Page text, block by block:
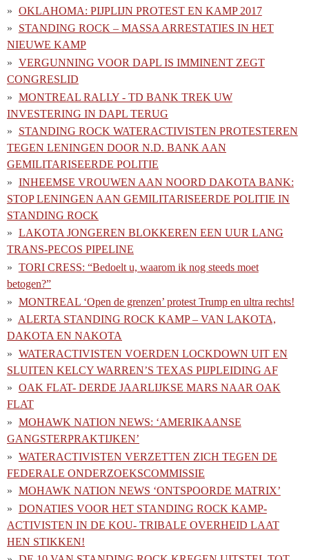
OKLAHOMA: PIJPLIJN PROTEST EN KAMP 2017
STANDING ROCK – MASSA ARRESTATIES IN HET
NIEUWE KAMP
VERGUNNING VOOR DAPL IS IMMINENT ZEGT
CONGRESLID
MONTREAL RALLY - TD BANK TREK UW
INVESTERING IN DAPL TERUG
STANDING ROCK WATERACTIVISTEN PROTESTEREN
TEGEN LENINGEN DOOR N.D. BANK AAN
GEMILITARISEERDE POLITIE
INHEEMSE VROUWEN AAN NOORD DAKOTA BANK:
STOP LENINGEN AAN GEMILITARISEERDE POLITIE IN
STANDING ROCK
LAKOTA JONGEREN BLOKKEREN EEN UUR LANG
TRANS-PECOS PIPELINE
TORI CRESS: “Bedoelt u, waarom ik nog steeds moet
betogen?”
MONTREAL ‘Open de grenzen’ protest Trump en ultra rechts!
ALERTA STANDING ROCK KAMP – VAN LAKOTA,
DAKOTA EN NAKOTA
WATERACTIVISTEN VOERDEN LOCKDOWN UIT EN
SLUITEN KELCY WARREN’S TEXAS PIJPLEIDING AF
OAK FLAT- DERDE JAARLIJKSE MARS NAAR OAK
FLAT
MOHAWK NATION NEWS: ‘AMERIKAANSE
GANGSTERPRAKTIJKEN’
WATERACTIVISTEN VERZETTEN ZICH TEGEN DE
FEDERALE ONDERZOEKSCOMMISSIE
MOHAWK NATION NEWS ‘ONTSPOORDE MATRIX’
DONATIES VOOR HET STANDING ROCK KAMP-
ACTIVISTEN IN DE KOU- TRIBALE OVERHEID LAAT
HEN STIKKEN!